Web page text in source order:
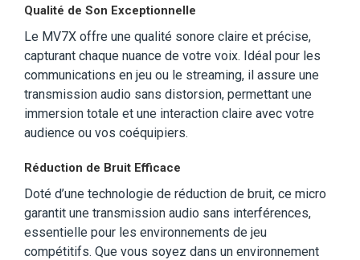
Qualité de Son Exceptionnelle
Le MV7X offre une qualité sonore claire et précise,
capturant chaque nuance de votre voix. Idéal pour les
communications en jeu ou le streaming, il assure une
transmission audio sans distorsion, permettant une
immersion totale et une interaction claire avec votre
audience ou vos coéquipiers.
Réduction de Bruit Efficace
Doté d’une technologie de réduction de bruit, ce micro
garantit une transmission audio sans interférences,
essentielle pour les environnements de jeu
compétitifs. Que vous soyez dans un environnement